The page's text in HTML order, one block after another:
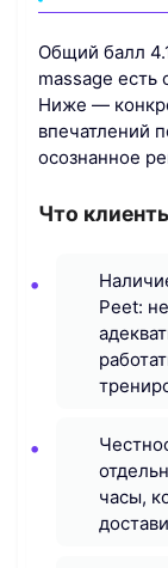
Общий балл
massage есть
Ниже —
впечатлений
осознанное
Что
Peet:
часы,